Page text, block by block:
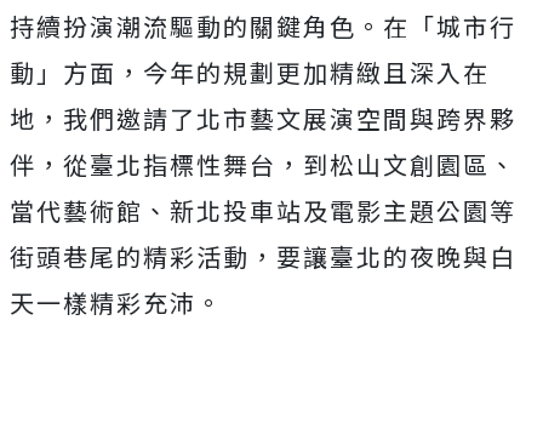
持續扮演潮流驅動的關鍵角色。在「城市行
動」方面，今年的規劃更加精緻且深入在
地，我們邀請了北市藝文展演空間與跨界夥
伴，從臺北指標性舞台，到松山文創園區、
當代藝術館、新北投車站及電影主題公園等
街頭巷尾的精彩活動，要讓臺北的夜晚與白
天一樣精彩充沛。